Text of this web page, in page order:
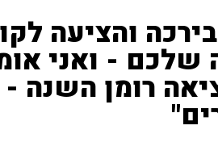
והציעה
שלכם - ואני
רומן השנה